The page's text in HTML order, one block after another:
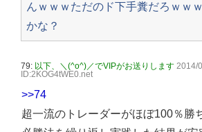
んｗｗｗただのド下手糞だろｗｗ
かな？
79: 以下、＼(^o^)／でVIPがお送りします 2014/
ID:2KOG4tWE0.net
>>74
超一流のトレーダーがほぼ100％勝